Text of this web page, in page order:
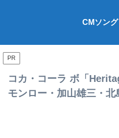
CMソン
PR
コカ・コーラ ボ「
モンロー・加山雄三・北